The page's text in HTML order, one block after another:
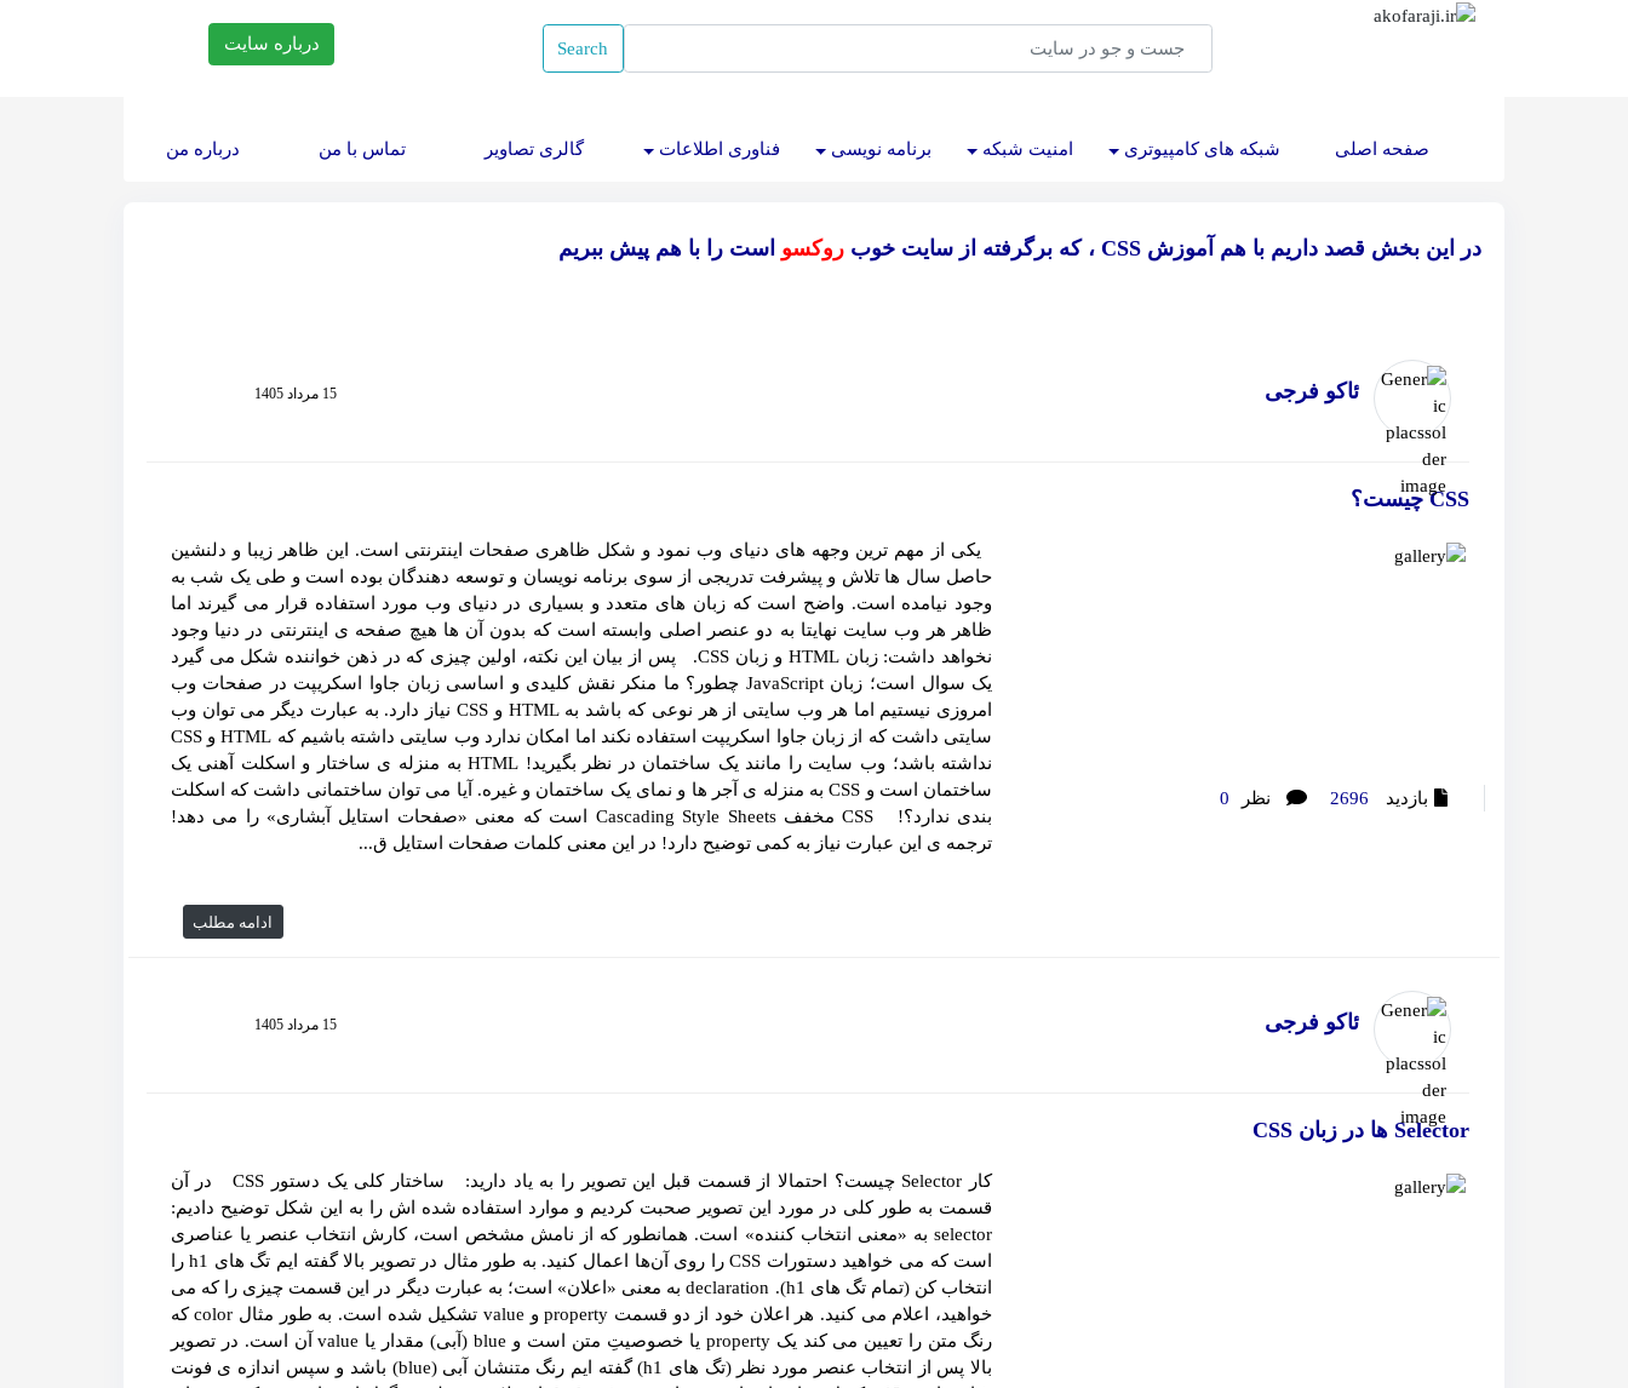
Search درباره سایت
صفحه اصلی شبکه های کامپیوتری امنیت شبکه برنامه نویسی فناوری اطلاعات گالری تصاویر تماس با من
(current) درباره من
(current)
در این بخش قصد داریم با هم آموزش CSS ، که برگرفته از سایت خوب روکسو است را با هم پیش ببریم
ئاکو فرجی 15 مرداد 1405
CSS چیست؟
بازدید 2696 نظر 0
یکی از مهم ترین وجهه های دنیای وب نمود و شکل ظاهری صفحات اینترنتی است. این ظاهر زیبا و دلنشین
حاصل سال ها تلاش و پیشرفت تدریجی از سوی برنامه نویسان و توسعه دهندگان بوده است و طی یک شب به
وجود نیامده است. واضح است که زبان های متعدد و بسیاری در دنیای وب مورد استفاده قرار می گیرند اما
ظاهر هر وب سایت نهایتا به دو عنصر اصلی وابسته است که بدون آن ها هیچ صفحه ی اینترنتی در دنیا وجود
نخواهد داشت: زبان HTML و زبان CSS. پس از بیان این نکته، اولین چیزی که در ذهن خواننده شکل می گیرد
یک سوال است؛ زبان JavaScript چطور؟ ما منکر نقش کلیدی و اساسی زبان جاوا اسکریپت در صفحات وب
امروزی نیستیم اما هر وب سایتی از هر نوعی که باشد به HTML و CSS نیاز دارد. به عبارت دیگر می توان وب
سایتی داشت که از زبان جاوا اسکریپت استفاده نکند اما امکان ندارد وب سایتی داشته باشیم که HTML و CSS
نداشته باشد؛ وب سایت را مانند یک ساختمان در نظر بگیرید! HTML به منزله ی ساختار و اسکلت آهنی یک
ساختمان است و CSS به منزله ی آجر ها و نمای یک ساختمان و غیره. آیا می توان ساختمانی داشت که اسکلت
بندی ندارد؟! CSS مخفف Cascading Style Sheets است که معنی «صفحات استایل آبشاری» را می دهد!
ترجمه ی این عبارت نیاز به کمی توضیح دارد! در این معنی کلمات صفحات استایل ق...
ادامه مطلب
ئاکو فرجی 15 مرداد 1405
Selector ها در زبان CSS
کار Selector چیست؟ احتمالا از قسمت قبل این تصویر را به یاد دارید: ساختار کلی یک دستور CSS در آن
قسمت به طور کلی در مورد این تصویر صحبت کردیم و موارد استفاده شده اش را به این شکل توضیح دادیم:
selector به «معنی انتخاب کننده» است. همانطور که از نامش مشخص است، کارش انتخاب عنصر یا عناصری
است که می خواهید دستورات CSS را روی آن‌ها اعمال کنید. به طور مثال در تصویر بالا گفته ایم تگ های h1 را
انتخاب کن (تمام تگ های h1). declaration به معنی «اعلان» است؛ به عبارت دیگر در این قسمت چیزی را که می
خواهید، اعلام می کنید. هر اعلان خود از دو قسمت property و value تشکیل شده است. به طور مثال color که
رنگ متن را تعیین می کند یک property یا خصوصیتِ متن است و blue (آبی) مقدار یا value آن است. در تصویر
بالا پس از انتخاب عنصر مورد نظر (تگ های h1) گفته ایم رنگ متنشان آبی (blue) باشد و سپس اندازه ی فونت